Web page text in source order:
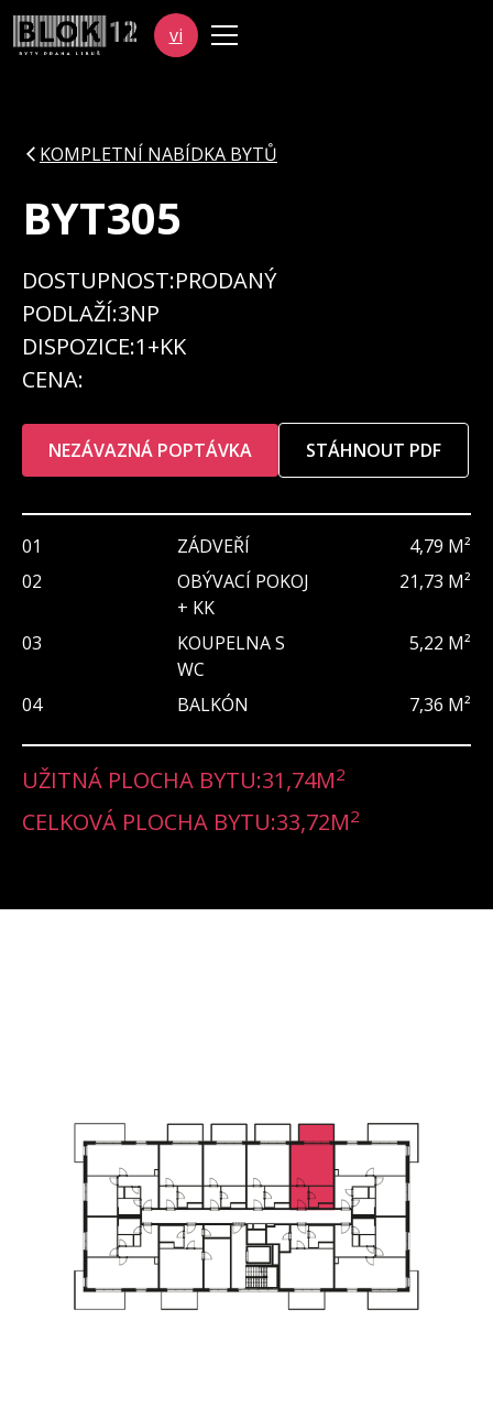
vi
KOMPLETNÍ NABÍDKA BYTŮ
BYT305
DOSTUPNOST:PRODANÝ
PODLAŽÍ:3NP
DISPOZICE:1+KK
CENA:
NEZÁVAZNÁ POPTÁVKA STÁHNOUT PDF
01 ZÁDVEŘÍ
4,79 M²
02
OBÝVACÍ POKOJ
+ KK
21,73 M²
03
KOUPELNA S
WC
5,22 M²
04 BALKÓN 7,36 M²
UŽITNÁ PLOCHA BYTU:31,74M2
CELKOVÁ PLOCHA BYTU:33,72M2